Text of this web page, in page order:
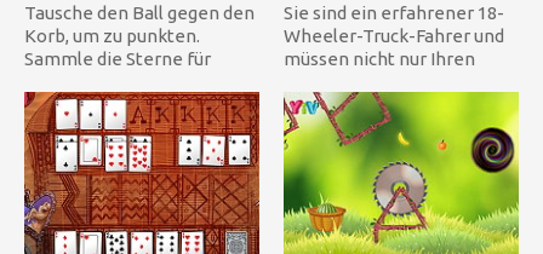
Tausche den Ball gegen den
Korb, um zu punkten.
Sammle die Sterne für
nur...
Sie sind ein erfahrener 18-
Wheeler-Truck-Fahrer und
müssen nicht nur Ihren